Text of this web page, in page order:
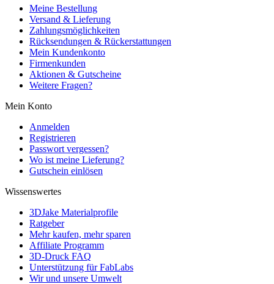
Meine Bestellung
Versand & Lieferung
Zahlungsmöglichkeiten
Rücksendungen & Rückerstattungen
Mein Kundenkonto
Firmenkunden
Aktionen & Gutscheine
Weitere Fragen?
Mein Konto
Anmelden
Registrieren
Passwort vergessen?
Wo ist meine Lieferung?
Gutschein einlösen
Wissenswertes
3DJake Materialprofile
Ratgeber
Mehr kaufen, mehr sparen
Affiliate Programm
3D-Druck FAQ
Unterstützung für FabLabs
Wir und unsere Umwelt